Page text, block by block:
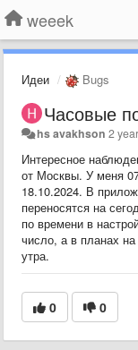
weeek
Идеи Bugs
Часовые
hs avakhson 2
Интересное
от Москвы. У меня
18.10.2024. В
переносятся на
по времени в
число, а в планах
утра.
0 0